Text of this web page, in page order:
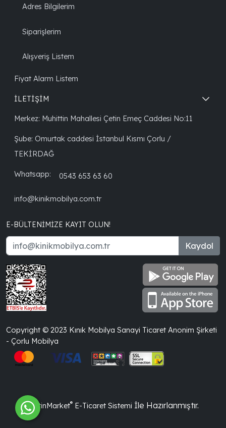
Adres Bilgilerim
Siparişlerim
Alışveriş Listem
Fiyat Alarm Listem
İLETİŞİM
Merkez: Muhittin Mahallesi Çetin Emeç Caddesi No:11
Şube: Omurtak caddesi İstanbul Kısmı Çorlu /
TEKİRDAĞ
Whatsapp: 0543 653 63 60
info@kinikmobilya.com.tr
E-BÜLTENIMIZE KAYIT OLUN!
Kaydol
Copyright © 2023 Kınık Mobilya Sanayi Ticaret Anonim Şirketi
- Çorlu Mobilya
PlatinMarket® E-Ticaret Sistemi İle Hazırlanmıştır.